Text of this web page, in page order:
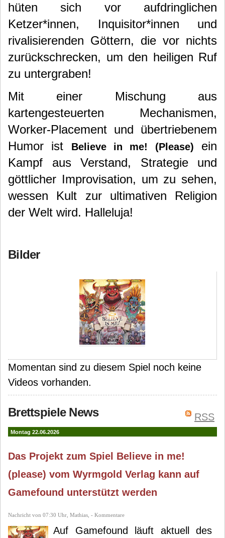
hüten sich vor aufdringlichen
Ketzer*innen, Inquisitor*innen und
rivalisierenden Göttern, die vor nichts
zurückschrecken, um den heiligen Ruf
zu untergraben!
Mit einer Mischung aus
kartengesteuerten Mechanismen,
Worker-Placement und übertriebenem
Humor ist
Believe in me! (Please)
ein
Kampf aus Verstand, Strategie und
göttlicher Improvisation, um zu sehen,
wessen Kult zur ultimativen Religion
der Welt wird. Halleluja!
Bilder
Momentan sind zu diesem Spiel noch keine
Videos vorhanden.
RSS
Brettspiele News
Montag 22.06.2026
Das Projekt zum Spiel Believe in me!
(please) vom Wyrmgold Verlag kann auf
Gamefound unterstützt werden
Nachricht von 07:30 Uhr, Mathias, - Kommentare
Auf Gamefound läuft aktuell des